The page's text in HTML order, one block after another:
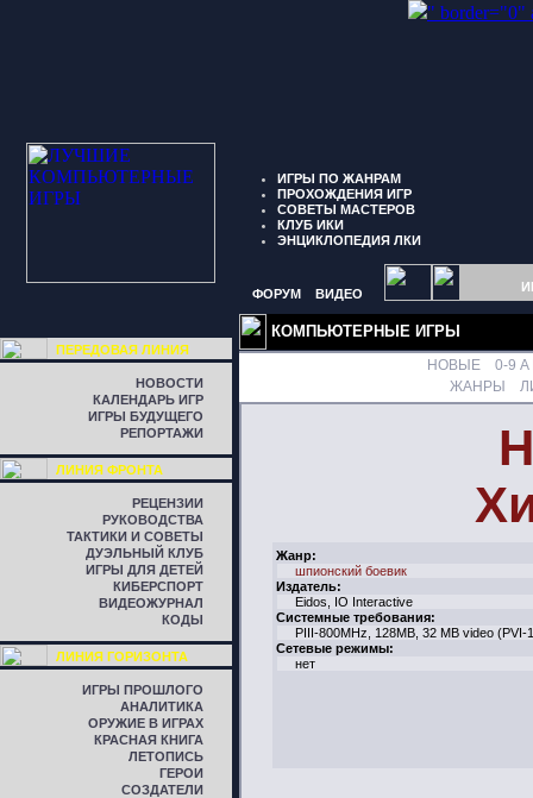
" border="0"
ИГРЫ ПО ЖАНРАМ
ПРОХОЖДЕНИЯ ИГР
СОВЕТЫ МАСТЕРОВ
КЛУБ ИКИ
ЭНЦИКЛОПЕДИЯ ЛКИ
ФОРУМ ВИДЕО
ПЕРЕДОВАЯ ЛИНИЯ
НОВОСТИ
КАЛЕНДАРЬ ИГР
ИГРЫ БУДУЩЕГО
РЕПОРТАЖИ
ЛИНИЯ ФРОНТА
РЕЦЕНЗИИ
РУКОВОДСТВА
ТАКТИКИ И СОВЕТЫ
ДУЭЛЬНЫЙ КЛУБ
ИГРЫ ДЛЯ ДЕТЕЙ
КИБЕРСПОРТ
ВИДЕОЖУРНАЛ
КОДЫ
ЛИНИЯ ГОРИЗОНТА
ИГРЫ ПРОШЛОГО
АНАЛИТИКА
ОРУЖИЕ В ИГРАХ
КРАСНАЯ КНИГА
ЛЕТОПИСЬ
ГЕРОИ
СОЗДАТЕЛИ
КОМПЬЮТЕРНЫЕ ИГРЫ
НОВЫЕ 0-9 A
ЖАНРЫ
Жанр:
шпионский боевик
Издатель:
Eidos, IO Interactive
Системные требования:
PIII-800MHz, 128MB, 32 MB video
Сетевые режимы:
нет